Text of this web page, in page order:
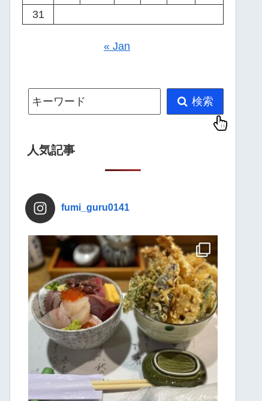
31
« Jan
キーワード 検索
人気記事
fumi_guru0141